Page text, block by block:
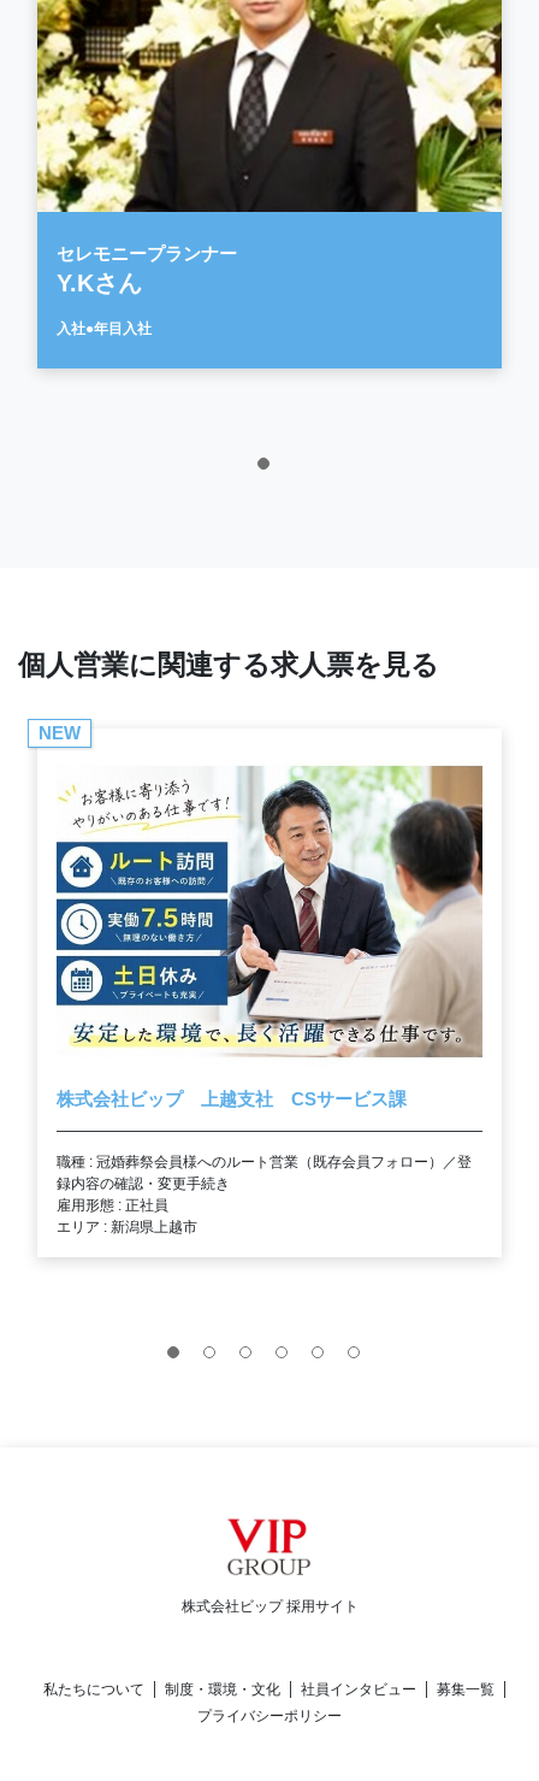
セレモニープランナー
Y.Kさん
入社●年目入社
個人営業に関連する求人票を見る
NEW
株式会社ビップ 上越支社 CSサービス課
職種 : 冠婚葬祭会員様へのルート営業（既存会員フォロー）／登
録内容の確認・変更手続き
雇用形態 : 正社員
エリア : 新潟県上越市
株式会社ビップ 採用サイト
私たちについて 制度・環境・文化 社員インタビュー
募集一覧
プライバシーポリシー